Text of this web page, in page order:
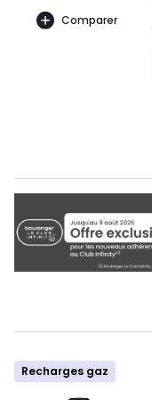
Comparer
Recharges gaz